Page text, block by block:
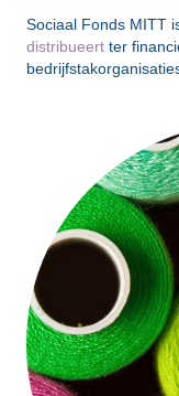
Sociaal Fonds MITT
distribueert ter